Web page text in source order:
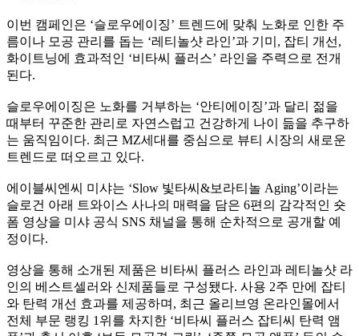
이번 캠페인은 ‘슬로우에이징’ 트렌드에 맞춰 노화로 인한 주
름이나 모공 관리를 돕는 ‘레티놀샷 라인’과 기미, 잡티 개선,
화이트닝에 효과적인 ‘비타씨 플러스’ 라인을 주력으로 전개
된다.
슬로우에이징은 노화를 거부하는 ‘안티에이징’과 달리 젊을
때부터 꾸준한 관리로 자연스럽고 건강하게 나이 듦을 추구하
는 움직임이다. 최근 MZ세대를 중심으로 뷰티 시장의 새로운
트렌드로 떠오르고 있다.
에이블씨엔씨 미샤는 ‘Slow 빛타씨&보라티놀 Aging’이라는
슬로건 아래 트와이스 사나의 매력을 담은 6편의 감각적인 숏
폼 영상을 미샤 공식 SNS 채널을 통해 순차적으로 공개할 예
정이다.
영상을 통해 소개된 제품은 비타씨 플러스 라인과 레티놀샷 라
인의 베스트셀러와 신제품들로 구성됐다. 사용 2주 만에 잡티
와 탄력 개선 효과를 제공하며, 최근 올리브영 온라인몰에서
전체 부문 랭킹 1위를 차지한 ‘비타씨 플러스 잡티씨 탄력 앰